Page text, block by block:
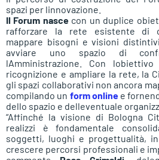
spazi per linnovazione.
Il Forum nascecon un duplice
rafforzare la rete esistente di
mappare bisogni e visioni
avviare uno spazio di
lAmministrazione. Con
ricognizione e ampliare la rete, la
gli spazi collaborativi non ancora
compilando un form online e
dello spazio e delleventuale
“Affinché la visione di Bologna
realizzi è fondamentale
soggetti, luoghi e progettualità,
crescere percorsi professionali e